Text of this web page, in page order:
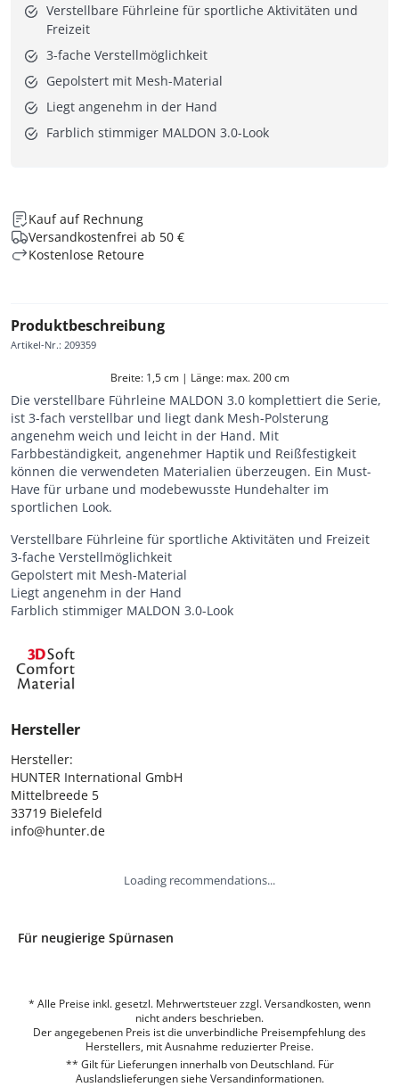
Verstellbare Führleine für sportliche Aktivitäten und
Freizeit
3-fache Verstellmöglichkeit
Gepolstert mit Mesh-Material
Liegt angenehm in der Hand
Farblich stimmiger MALDON 3.0-Look
Kauf auf Rechnung
Versandkostenfrei ab 50 €
Kostenlose Retoure
Produktbeschreibung
Artikel-Nr.: 209359
Breite: 1,5 cm | Länge: max. 200 cm
Die verstellbare Führleine MALDON 3.0 komplettiert die Serie,
ist 3-fach verstellbar und liegt dank Mesh-Polsterung
angenehm weich und leicht in der Hand. Mit
Farbbeständigkeit, angenehmer Haptik und Reißfestigkeit
können die verwendeten Materialien überzeugen. Ein Must-
Have für urbane und modebewusste Hundehalter im
sportlichen Look.
Verstellbare Führleine für sportliche Aktivitäten und Freizeit
3-fache Verstellmöglichkeit
Gepolstert mit Mesh-Material
Liegt angenehm in der Hand
Farblich stimmiger MALDON 3.0-Look
Hersteller
Hersteller:
HUNTER International GmbH
Mittelbreede 5
33719 Bielefeld
info@hunter.de
Loading recommendations...
Für neugierige Spürnasen
* Alle Preise inkl. gesetzl. Mehrwertsteuer zzgl. Versandkosten, wenn
nicht anders beschrieben.
Der angegebenen Preis ist die unverbindliche Preisempfehlung des
Herstellers, mit Ausnahme reduzierter Preise.
** Gilt für Lieferungen innerhalb von Deutschland. Für
Auslandslieferungen siehe Versandinformationen.